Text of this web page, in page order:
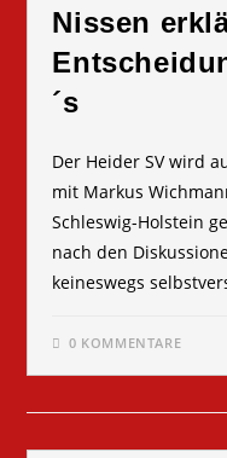
Nissen
´s
Der Heider SV wird
mit Markus
Schleswig-Holstein
nach den
keineswegs
0 KOMMENTARE